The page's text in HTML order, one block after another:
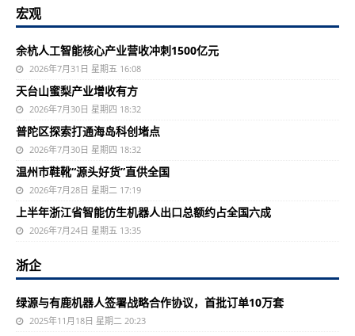
宏观
余杭人工智能核心产业营收冲刺1500亿元
2026年7月31日 星期五 16:08
天台山蜜梨产业增收有方
2026年7月30日 星期四 18:32
普陀区探索打通海岛科创堵点
2026年7月30日 星期四 18:32
温州市鞋靴“源头好货”直供全国
2026年7月28日 星期二 17:19
上半年浙江省智能仿生机器人出口总额约占全国六成
2026年7月24日 星期五 13:35
浙企
绿源与有鹿机器人签署战略合作协议，首批订单10万套
2025年11月18日 星期二 20:23